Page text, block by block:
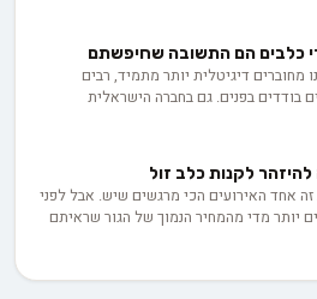
ואפילו משפיעים על החלטות חיינו.
כלבים הם התשובה שחיפשתם
מחוברים דיגיטלית יותר מתמיד, רבים
בודדים בפנים. גם בחברה הישראלית
שלהם ממלאים את הריק ומפחיתים
לקנות כלב זול
אחד האירועים הכי מרגשים שיש. אבל לפני
יותר מדי מהמחיר הנמוך של הגור שראיתם
עלולה להיות הימור מסוכן שבסופו תמצאו